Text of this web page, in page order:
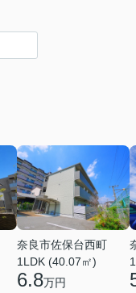
奈良市佐保台西町
1LDK (40.07㎡)
6.8万円